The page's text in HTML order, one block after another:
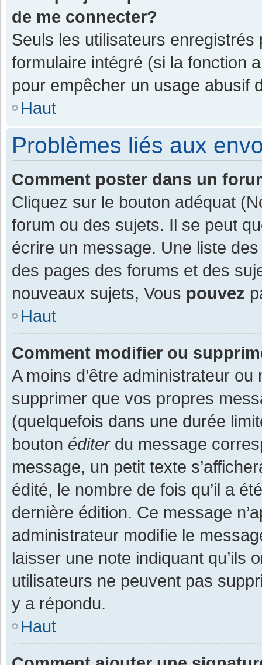
de me connecter?
Seuls les utilisateurs enregistrés
formulaire intégré (si la fonction
pour empêcher un usage abusif
Haut
Problèmes liés aux
Comment poster dans un
Cliquez sur le bouton adéquat
forum ou des sujets. Il se peut
écrire un message. Une liste
des pages des forums et des
nouveaux sujets, Vous pouvez
Haut
Comment modifier ou
A moins d’être administrateur
supprimer que vos propres
(quelquefois dans une durée
bouton éditerdu message
message, un petit texte
édité, le nombre de fois qu’il a
dernière édition. Ce message
administrateur modifie le
laisser une note indiquant qu’ils
utilisateurs ne peuvent pas
y a répondu.
Haut